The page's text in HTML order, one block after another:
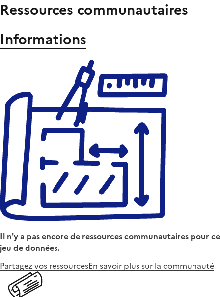
Ressources communautaires
Informations
Il n'y a pas encore de ressources communautaires pour ce
jeu de données.
Partagez vos ressourcesEn savoir plus sur la communauté